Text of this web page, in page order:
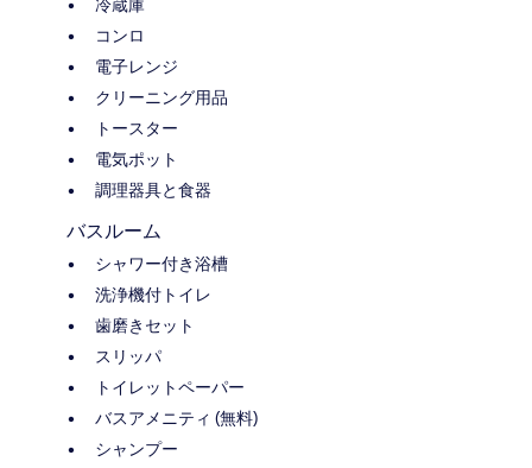
冷蔵庫
コンロ
電子レンジ
クリーニング用品
トースター
電気ポット
調理器具と食器
バスルーム
シャワー付き浴槽
洗浄機付トイレ
歯磨きセット
スリッパ
トイレットペーパー
バスアメニティ (無料)
シャンプー